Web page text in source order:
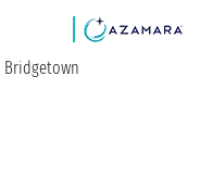
Bridgetown